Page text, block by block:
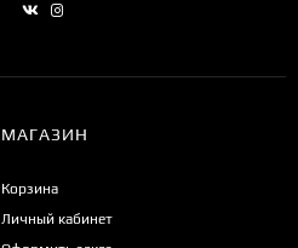
МАГАЗИН
Корзина
Личный кабинет